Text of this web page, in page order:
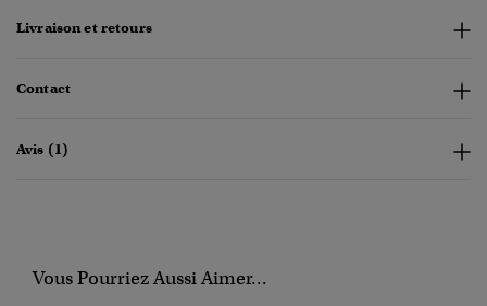
Livraison et retours
Contact
Avis (1)
Vous Pourriez Aussi Aimer...